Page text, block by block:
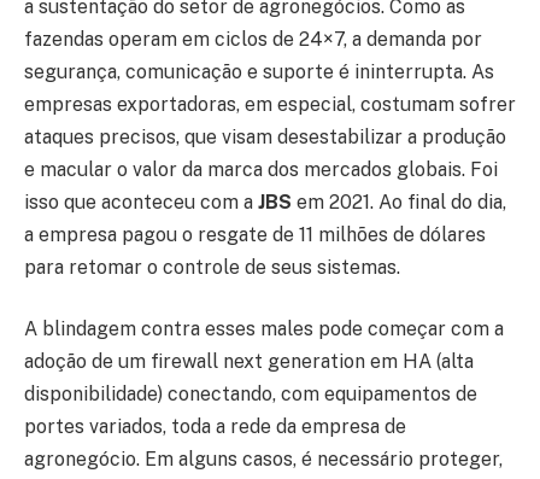
a sustentação do setor de agronegócios. Como as
fazendas operam em ciclos de 24×7, a demanda por
segurança, comunicação e suporte é ininterrupta. As
empresas exportadoras, em especial, costumam sofrer
ataques precisos, que visam desestabilizar a produção
e macular o valor da marca dos mercados globais. Foi
isso que aconteceu com a JBS em 2021. Ao final do dia,
a empresa pagou o resgate de 11 milhões de dólares
para retomar o controle de seus sistemas.
A blindagem contra esses males pode começar com a
adoção de um firewall next generation em HA (alta
disponibilidade) conectando, com equipamentos de
portes variados, toda a rede da empresa de
agronegócio. Em alguns casos, é necessário proteger,